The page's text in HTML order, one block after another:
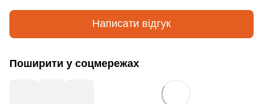
Написати відгук
Поширити у соцмережах